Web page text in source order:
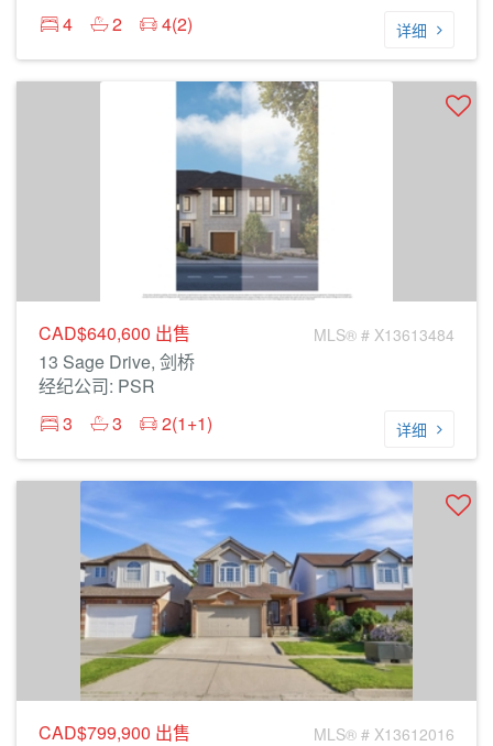
4
2 4(2) 详细
CAD$640,600 出售 MLS® # X13613484
13 Sage Drive, 剑桥
经纪公司: PSR
3
3 2(1+1) 详细
CAD$799,900 出售 MLS® # X13612016